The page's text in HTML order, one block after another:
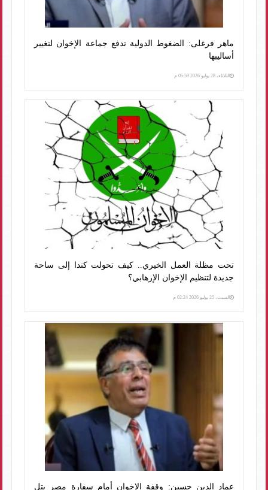
ماهر فرغلى: الضغوط الدولية تدفع جماعة الإخوان لتغيير
أساليبها
الثلاثاء، 28 يوليو 2026 05:59 م
تحت مظلة العمل الخيري.. كيف تحولت كندا إلى ساحة
جديدة لتنظيم الإخوان الإرهابي؟
السبت، 25 يوليو 2026 02:24 م
عماد الدين حسين: وقفة الإخوان أمام سفارة مصر بتل